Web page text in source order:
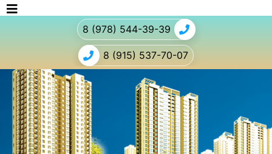
8 (978) 544-39-39
8 (915) 537-70-07